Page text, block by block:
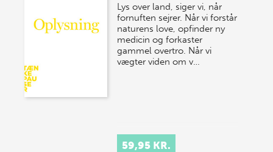
Lys over land, siger vi, når
fornuften sejrer. Når vi forstår
naturens love, opfinder ny
medicin og forkaster
gammel overtro. Når vi
vægter viden om v…
59,95 KR.